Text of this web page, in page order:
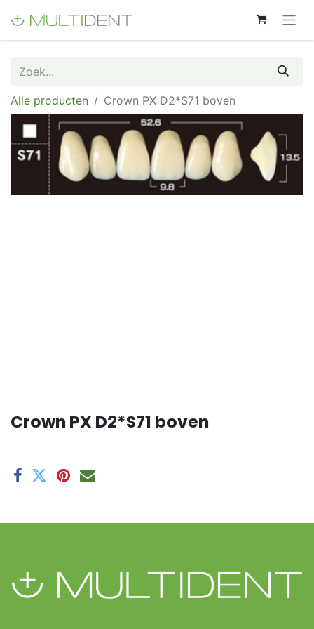
Alle producten Crown PX D2*S71 boven
Crown PX D2*S71 boven